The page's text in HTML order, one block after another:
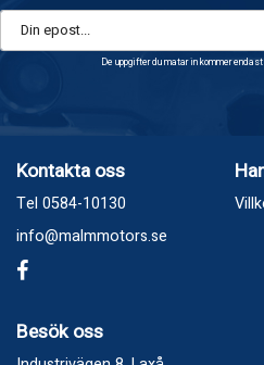
De uppgifter du matar in kommer
Kontakta oss
Tel 0584-10130
info@malmmotors.se
Besök oss